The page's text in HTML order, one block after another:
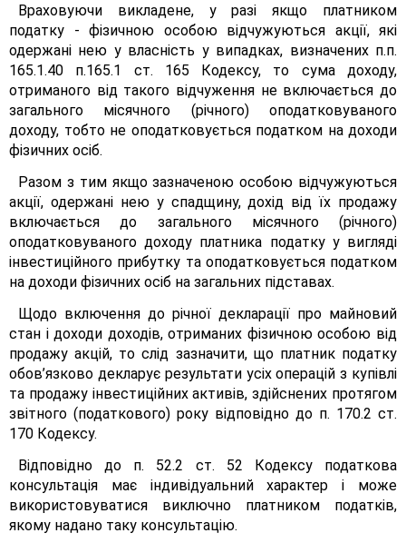
Враховуючи викладене, у разі якщо платником
податку - фізичною особою відчужуються акції, які
одержані нею у власність у випадках, визначених п.п.
165.1.40 п.165.1 ст. 165 Кодексу, то сума доходу,
отриманого від такого відчуження не включається до
загального місячного (річного) оподатковуваного
доходу, тобто не оподатковується податком на доходи
фізичних осіб.
Разом з тим якщо зазначеною особою відчужуються
акції, одержані нею у спадщину, дохід від їх продажу
включається до загального місячного (річного)
оподатковуваного доходу платника податку у вигляді
інвестиційного прибутку та оподатковується податком
на доходи фізичних осіб на загальних підставах.
Щодо включення до річної декларації про майновий
стан і доходи доходів, отриманих фізичною особою від
продажу акцій, то слід зазначити, що платник податку
обов’язково декларує результати усіх операцій з купівлі
та продажу інвестиційних активів, здійснених протягом
звітного (податкового) року відповідно до п. 170.2 ст.
170 Кодексу.
Відповідно до п. 52.2 ст. 52 Кодексу податкова
консультація має індивідуальний характер і може
використовуватися виключно платником податків,
якому надано таку консультацію.